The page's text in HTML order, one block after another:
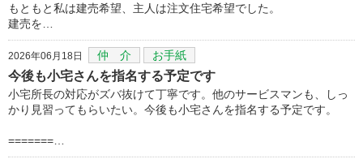
もともと私は建売希望、主人は注文住宅希望でした。
建売を…
2026年06月18日 仲 介 お手紙
今後も小宅さんを指名する予定です
小宅所長の対応がズバ抜けて丁寧です。他のサービスマンも、しっ
かり見習ってもらいたい。今後も小宅さんを指名する予定です。
=======…